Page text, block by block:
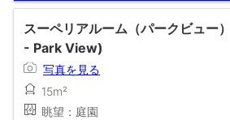
スーペリアルーム（パークビュー
- Park View)
写真を見る
15m²
眺望：庭園